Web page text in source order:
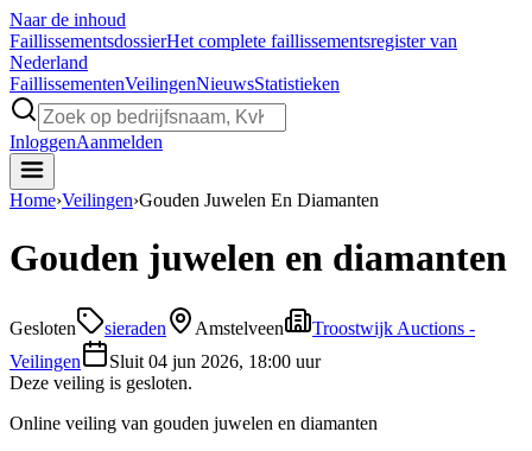
Naar de inhoud
FaillissementsdossierHet complete faillissementsregister van
Nederland
FaillissementenVeilingenNieuwsStatistieken
InloggenAanmelden
Home›Veilingen›Gouden Juwelen En Diamanten
Gouden juwelen en diamanten
Gesloten sieraden Amstelveen
Troostwijk Auctions -
Veilingen
Sluit 04 jun 2026, 18:00 uur
Deze veiling is gesloten.
Online veiling van gouden juwelen en diamanten